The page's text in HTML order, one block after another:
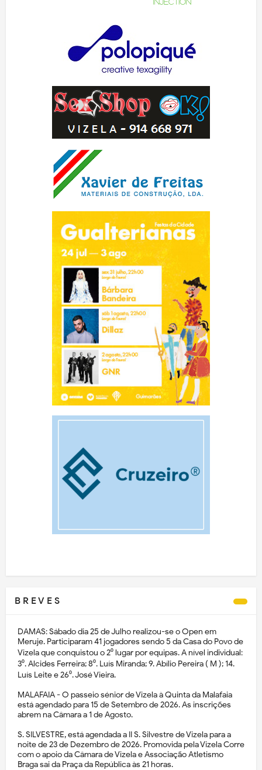
B R E V E S
DAMAS: Sábado dia 25 de Julho realizou-se o Open em
Meruje. Participaram 41 jogadores sendo 5 da Casa do Povo de
Vizela que conquistou o 2⁰ lugar por equipas. A nível individual:
3⁰. Alcides Ferreira; 8⁰. Luís Miranda; 9. Abílio Pereira ( M ); 14.
Luís Leite e 26⁰. José Vieira.
MALAFAIA - O passeio sénior de Vizela à Quinta da Malafaia
está agendado para 15 de Setembro de 2026. As inscrições
abrem na Câmara a 1 de Agosto.
S. SILVESTRE, está agendada a II S. Silvestre de Vizela para a
noite de 23 de Dezembro de 2026. Promovida pela Vizela Corre
com o apoio da Câmara de Vizela e Associação Atletismo
Braga sai da Praça da República às 21 horas.